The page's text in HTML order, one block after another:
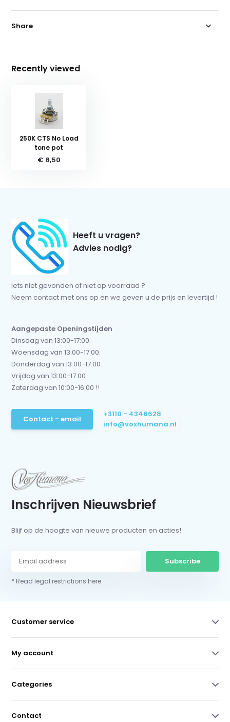
Share
Recently viewed
250K CTS No Load
tone pot
€ 8,50
Heeft u vragen?
Advies nodig?
Iets niet gevonden of niet op voorraad ?
Neem contact met ons op en we geven u de prijs en levertijd !
Aangepaste Openingstijden
Dinsdag van 13:00-17:00.
Woensdag van 13:00-17:00.
Donderdag van 13:00-17:00.
Vrijdag van 13:00-17:00.
Zaterdag van 10:00-16:00 !!
Contact - email
+3110 - 4346628
info@voxhumana.nl
Inschrijven Nieuwsbrief
Blijf op de hoogte van nieuwe producten en acties!
Subscribe
* Read legal restrictions here
Customer service
My account
Categories
Contact